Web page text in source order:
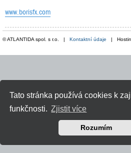
Tato stránka používá cookies k
funkčnosti. Zjistit více
Rozumím
www.borisfx.com
© ATLANTIDA spol. s r.o. | Kontaktní údaje |